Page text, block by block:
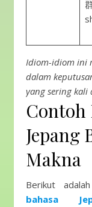
Idiom-idiom ini
dalam
yang sering kali
Contoh
Jepang
Makna
Berikut
bahasa